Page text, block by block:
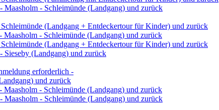
- Schleimünde (Landgang) und zurück
(Landgang + Entdeckertour für Kinder) und zurück
- Schleimünde (Landgang) und zurück
(Landgang + Entdeckertour für Kinder) und zurück
Sieseby (Landgang) und zurück
erforderlich -
und zurück
- Schleimünde (Landgang) und zurück
- Schleimünde (Landgang) und zurück